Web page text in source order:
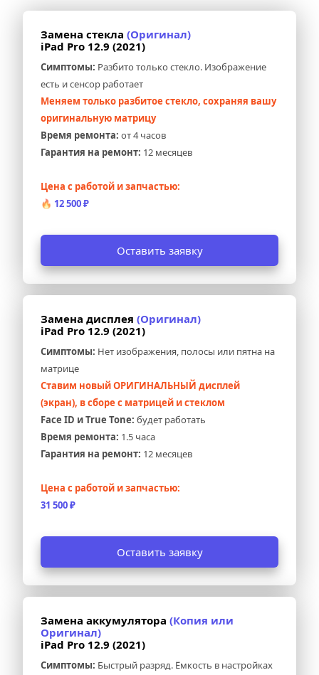
Замена стекла (Оригинал)
iPad Pro 12.9 (2021)
Симптомы: Разбито только стекло. Изображение
есть и сенсор работает
Меняем только разбитое стекло, сохраняя вашу
оригинальную матрицу
Время ремонта: от 4 часов
Гарантия на ремонт: 12 месяцев
Цена с работой и запчастью:
🔥 12 500 ₽
Оставить заявку
Замена дисплея (Оригинал)
iPad Pro 12.9 (2021)
Симптомы: Нет изображения, полосы или пятна на
матрице
Ставим новый ОРИГИНАЛЬНЫЙ дисплей
(экран), в сборе с матрицей и стеклом
Face ID и True Tone: будет работать
Время ремонта: 1.5 часа
Гарантия на ремонт: 12 месяцев
Цена с работой и запчастью:
31 500 ₽
Оставить заявку
Замена аккумулятора (Копия или
Оригинал)
iPad Pro 12.9 (2021)
Симптомы: Быстрый разряд. Ёмкость в настройках